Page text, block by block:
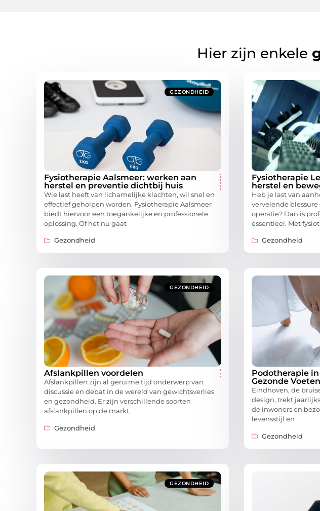
Hier zijn enkele
GEZONDHEID
Fysiotherapie Aalsmeer: werken aan
herstel en preventie dichtbij huis
Wie last heeft van lichamelijke klachten, wil snel en
effectief geholpen worden. Fysiotherapie Aalsmeer
biedt hiervoor een toegankelijke en professionele
oplossing. Of het nu gaat
Gezondheid
Fysiotherapie
herstel en
Heb je last van
vervelende
operatie? Dan is
essentieel. Met
Gezondheid
GEZONDHEID
Afslankpillen voordelen
Afslankpillen zijn al geruime tijd onderwerp van
discussie en debat in de wereld van gewichtsverlies
en gezondheid. Er zijn verschillende soorten
afslankpillen op de markt,
Gezondheid
Podotherapie
Gezonde
Eindhoven, de
design, trekt
de inwoners en
levensstijl en
Gezondheid
GEZONDHEID